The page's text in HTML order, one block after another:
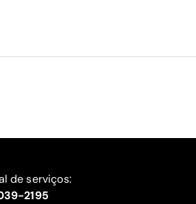
de serviços:
2195